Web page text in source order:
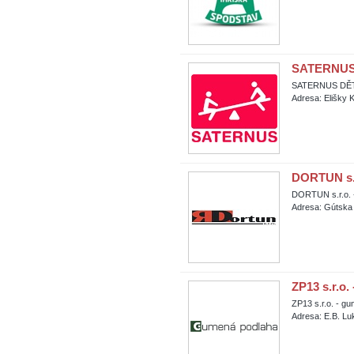
SATERNUS
Adresa: Elišky
DORTUN
DORTUN
Adresa:
ZP13
ZP13 s.r.o. -
Adresa: E.B.